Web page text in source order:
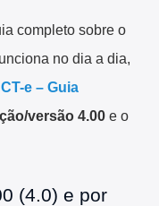
completo sobre o
no dia a dia,
CT-e – Guia
versão 4.00 e o
(4.0) e por